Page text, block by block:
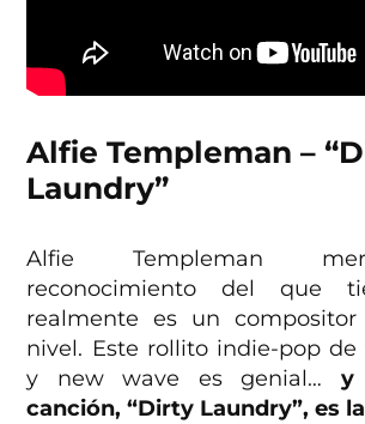
Alfie Templeman –
Laundry”
Alfie Templeman
reconocimiento del que
realmente es un
nivel. Este rollito indie-pop
y new wave es genial… y
canción, “Dirty Laundry”, es